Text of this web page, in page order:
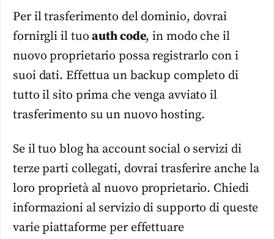
Per il trasferimento del dominio, dovrai
fornirgli il tuoauth code, in modo che il
nuovo proprietario possa registrarlo con i
suoi dati. Effettua un backup completo di
tutto il sito prima che venga avviato il
trasferimento su un nuovo hosting.
Se il tuo blog ha account social o servizi di
terze parti collegati, dovrai trasferire anche la
loro proprietà al nuovo proprietario. Chiedi
informazioni al servizio di supporto di queste
varie piattaforme per effettuare